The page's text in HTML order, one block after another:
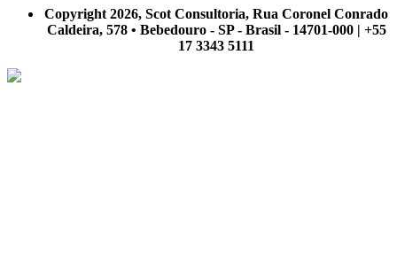
Copyright 2026, Scot Consultoria, Rua Coronel Conrado
Caldeira, 578 • Bebedouro - SP - Brasil - 14701-000 | +55
17 3343 5111